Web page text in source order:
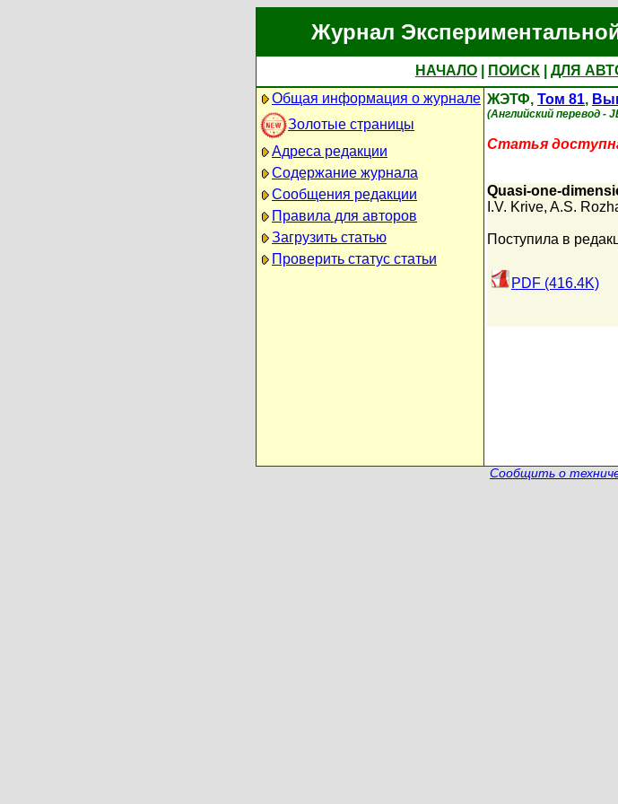
Журнал
НАЧАЛО ПОИСК ДЛЯ
Общая информация о журнале
Золотые страницы
Адреса редакции
Содержание журнала
Сообщения редакции
Правила для авторов
Загрузить статью
Проверить статус статьи
ЖЭТФ, Том 81,
(Английский перевод -
Статья
Quasi-one-
I.V. Krive, A.S.
Поступила в
PDF (416.4K)
Сообщить о